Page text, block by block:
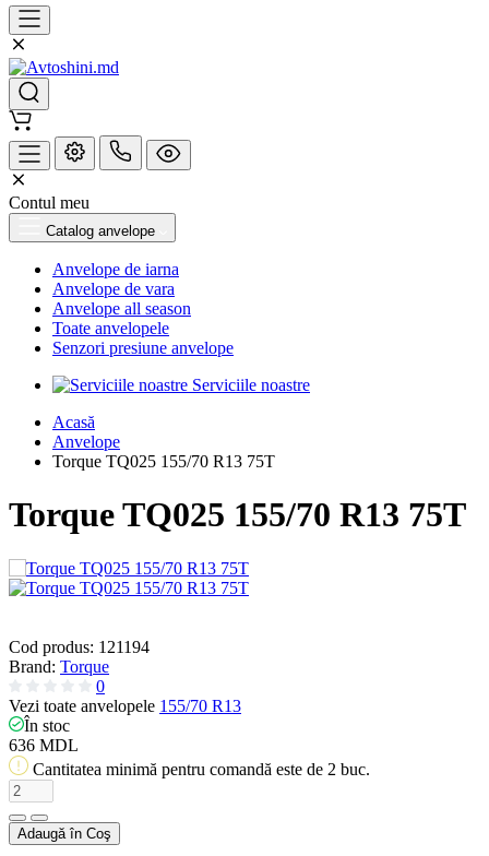
Contul meu
Catalog anvelope
Anvelope de iarna
Anvelope de vara
Anvelope all season
Toate anvelopele
Senzori presiune anvelope
Serviciile noastre
Acasă
Anvelope
Torque TQ025 155/70 R13 75T
Torque TQ025 155/70 R13 75T
Cod produs: 121194
Brand: Torque
0
Vezi toate anvelopele 155/70 R13
În stoc
636 MDL
Cantitatea minimă pentru comandă este de 2 buc.
Adaugă în Coş